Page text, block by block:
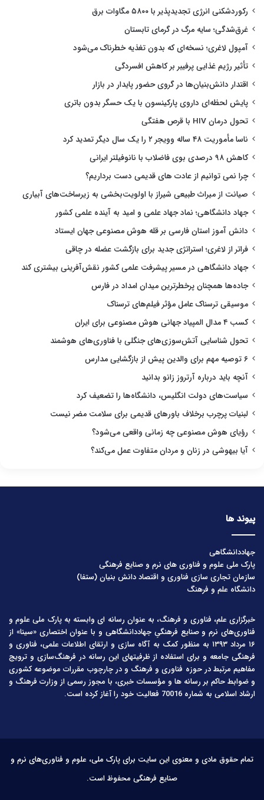
رکوردشکنی انرژی تجدیدپذیر با ۵۸۰۰ مگاوات برق
غرق‌شدگی؛ سایه مرگ در گرمای تابستان
آمپول لاغری؛ نسخه‌ای که بدون تغذیه خطرناک می‌شود
تأثیر رژیم غذایی پرفیبر بر کاهش افسردگی
اقتدار دانش‌بنیان‌ها در گروی حضور پایدار در بازار
پایش لحظه‌ای داروی پارکینسون با یک حسگر بدون باتری
تحول درمان HIV با قرص هفتگی
ناسا مأموریت ۴۸ ساله وویجر ۲ را یک سال دیگر تمدید کرد
کاهش ۹۸ درصدی بوی فاضلاب با نانوفیلتر ایرانی
چرا نمی توانیم از عادت های قدیمی دست برداریم؟
صیانت از میراث طبیعی شیراز با اولویت‌بخشی به زیرساخت‌های آبیاری
جهاد دانشگاهی؛ نماد جهاد علمی و امید به آینده علمی کشور
دانش آموز استان فارسی بر قله هوش مصنوعی جهان ایستاد
فراتر از لاغری؛ استراتژی جدید برای بازگشت عضله در چاقی
جهاد دانشگاهی در مسیر پیشرفت علمی کشور نقش‌آفرینی بیشتری کند
جاده‌ها همچنان پرخطرترین میدان امداد در فارس
موسیقی ترسناک عامل مؤثر فیلم‌های ترسناک
کسب ۴ مدال المپیاد جهانی هوش مصنوعی برای ایران
تحول شناسایی آتش‌سوزی‌های جنگلی با فناوری‌های هوشمند
۶ توصیه مهم برای والدین پیش از بازگشایی مدارس
آنچه باید درباره آرتروز زانو بدانید
سیاست‌های دولت انگلیس، دانشگاه‌ها را تضعیف کرد
لبنیات پرچرب برخلاف باورهای قدیمی برای سلامت مضر نیست
رؤیای هوش مصنوعی چه زمانی واقعی می‌شود؟
آیا بیهوشی در زنان و مردان متفاوت عمل می‌کند؟
پیوند ها
جهاددانشگاهی
پارک ملی علوم و فناوری های نرم و صنایع فرهنگی
سازمان تجاری سازی فناوری و اقتصاد دانش بنیان (ستفا)
دانشگاه علم و فرهنگ
خبرگزاری علم، فناوری و فرهنگ، به عنوان رسانه ای وابسته به پارک ملی علوم و
فناوری‌های نرم و صنایع فرهنگیِ جهاددانشگاهی و با عنوان اختصاری «سینا» از
۱۶ مرداد ۱۳۹۳ به منظور کمک به آگاه سازی و ارتقای اطلاعات علمی، فناوری و
فرهنگی جامعه و برای استفاده از ظرفیتهای این رسانه در فرهنگ‌سازی و ترویج
مفاهیم مرتبط در حوزه فناوری و فرهنگ و در چارچوب مقررات موضوعه کشوری
و ضوابط حاکم بر رسانه ها و مؤسسات خبری، با مجوز رسمی از وزارت فرهنگ و
ارشاد اسلامی به شماره 70016 فعالیت خود را آغاز کرده است.
تمام حقوق مادی و معنوی این سایت برای پارک ملی، علوم و فناوری‌های نرم و
صنایع فرهنگی محفوظ است.